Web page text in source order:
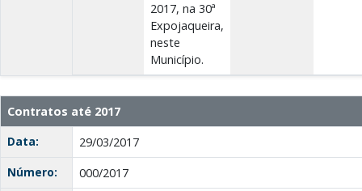
2017, na 30ª
Expojaqueira,
neste
Município.
Contratos até 2017
Data:
29/03/2017
Número:
000/2017